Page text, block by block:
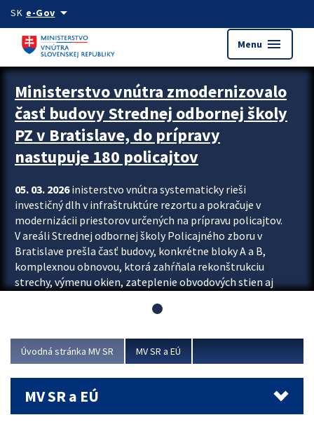
Preskocit na hlavný obsah
SK e-Govarrow_drop_down
Menu menu
Ministerstvo vnútra zmodernizovalo
časť budovy Strednej odbornej školy
PZ v Bratislave, do prípravy
nastupuje 180 policajtov
05. 03. 2026inisterstvo vnútra systematicky rieši
investičný dlh v infraštruktúre rezortu a pokračuje v
modernizácii priestorov určených na prípravu policajtov.
V areáli Strednej odbornej školy Policajného zboru v
Bratislave prešla časť budovy, konkrétne bloky A a B,
komplexnou obnovou, ktorá zahŕňala rekonštrukciu
strechy, výmenu okien, zateplenie obvodových stien aj
aj interiéru, kde vznikli nové učebne a moderné
Viac
Úvodná stránka MV SR MV SR a EÚ
MV SR a EÚ